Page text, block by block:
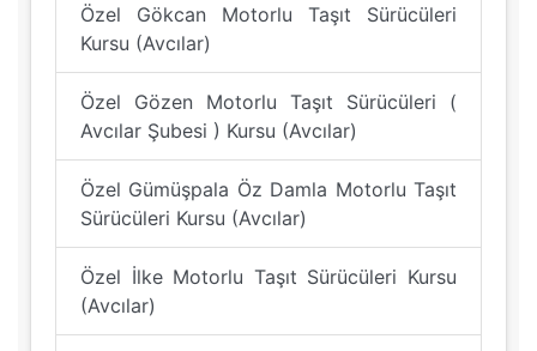
Özel Gökcan Motorlu Taşıt Sürücüleri
Kursu (Avcılar)
Özel Gözen Motorlu Taşıt Sürücüleri (
Avcılar Şubesi ) Kursu (Avcılar)
Özel Gümüşpala Öz Damla Motorlu Taşıt
Sürücüleri Kursu (Avcılar)
Özel İlke Motorlu Taşıt Sürücüleri Kursu
(Avcılar)